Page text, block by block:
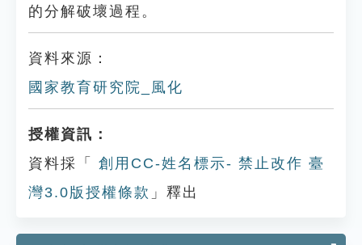
的分解破壞過程。
資料來源：
國家教育研究院_風化
授權資訊：
資料採「
創用CC-姓名標示- 禁止改作 臺
灣3.0版授權條款 」釋出